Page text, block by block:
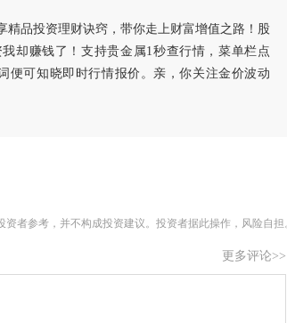
精品投资理财诀窍，带你走上财富增值之路！股
却赚钱了！支持贵金属1秒查行情，菜单栏点
便可知晓即时行情报价。亲，你关注金价波动
者参考，并不构成投资建议。投资者据此操作，风险自担
更多评论>>